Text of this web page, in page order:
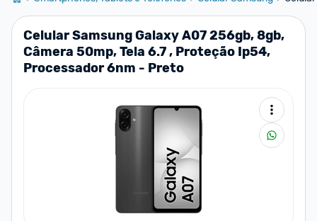
Celular Samsung Galaxy A07 256gb, 8gb,
Câmera 50mp, Tela 6.7 , Proteção Ip54,
Processador 6nm - Preto